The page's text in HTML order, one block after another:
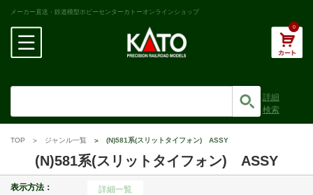
メーカー直送・鉄道模型ホビーセンターカトーオンラインショップ
0
詳細
検索
TOP ジャンル一覧 (N)581系(スリットタイフォン) ASSY
(N)581系(スリットタイフォン) ASSY
表示方法： 詳細一覧